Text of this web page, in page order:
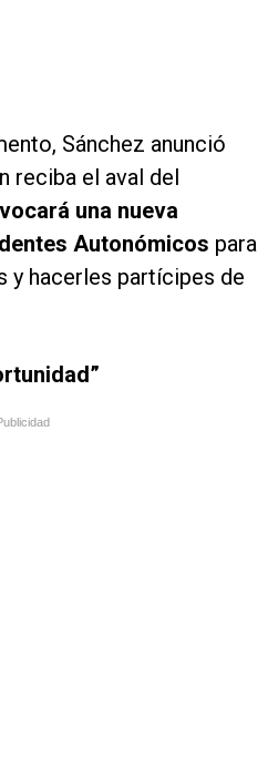
Sánchez anunció
reciba el aval del
una nueva
Autonómicos para
y hacerles partícipes de